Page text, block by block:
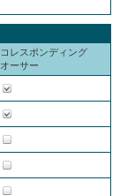
コレスポンディング
オーサー